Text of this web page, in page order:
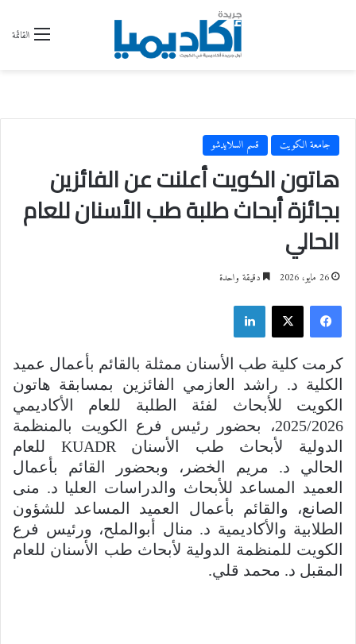
القائمة
جامعة الكويت قسم السلايدشو
هاتون الكويت أعلنت عن الفائزين
بجائزة أبحاث طلبة طب الأسنان للعام
الحالي
26 مايو، 2026 دقيقة واحدة
فيسبوك ‫X لينكدإن
كرمت كلية طب الأسنان ممثلة بالقائم بأعمال عميد
الكلية د. راشد العازمي الفائزين بمسابقة هاتون
الكويت للأبحاث لفئة الطلبة للعام الأكاديمي
2025/2026، بحضور رئيس فرع الكويت بالمنظمة
الدولية لأبحاث طب الأسنان KUADR للعام
الحالي د. مريم الخضر، وبحضور القائم بأعمال
العميد المساعد للأبحاث والدراسات العليا د. منى
الصانع، والقائم بأعمال العميد المساعد للشؤون
الطلابية والأكاديمية د. منال أبوالملح، ورئيس فرع
الكويت للمنظمة الدولية لأبحاث طب الأسنان للعام
المقبل د. محمد قلي.